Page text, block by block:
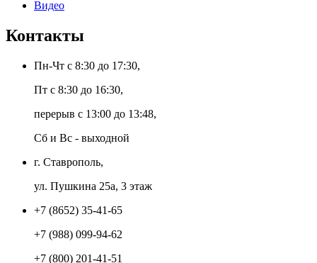
Видео
Контакты
Пн-Чт с 8:30 до 17:30,
Пт с 8:30 до 16:30,
перерыв с 13:00 до 13:48,
Сб и Вс - выходной
г. Ставрополь,
ул. Пушкина 25а, 3 этаж
+7 (8652) 35-41-65
+7 (988) 099-94-62
+7 (800) 201-41-51